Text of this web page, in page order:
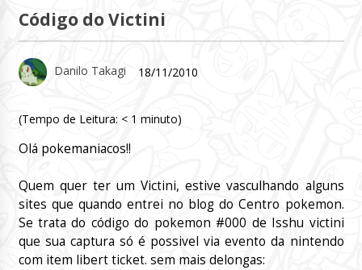
Código do Victini
Danilo Takagi 18/11/2010
(Tempo de Leitura: < 1 minuto)
Olá pokemaniacos!!
Quem quer ter um Victini, estive vasculhando alguns
sites que quando entrei no blog do Centro pokemon.
Se trata do código do pokemon #000 de Isshu victini
que sua captura só é possivel via evento da nintendo
com item libert ticket. sem mais delongas: